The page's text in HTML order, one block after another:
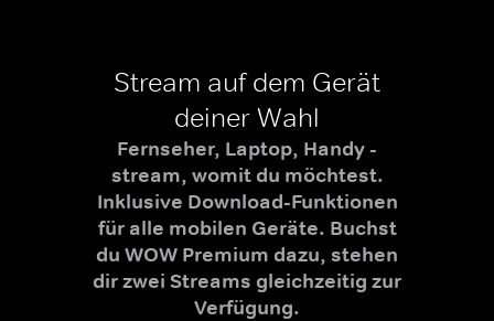
Stream auf dem Gerät
deiner Wahl
Fernseher, Laptop, Handy -
stream, womit du möchtest.
Inklusive Download-Funktionen
für alle mobilen Geräte. Buchst
du WOW Premium dazu, stehen
dir zwei Streams gleichzeitig zur
Verfügung.